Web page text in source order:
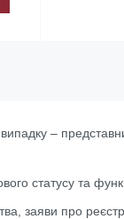
–
статусу та
заяви про